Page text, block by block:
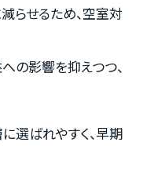
らせるため、空室対
の影響を抑えつつ、
選ばれやすく、早期